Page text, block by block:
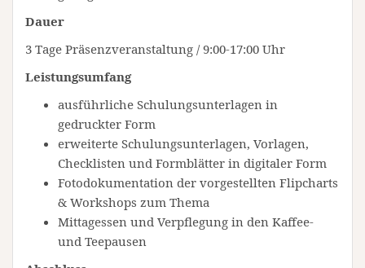
Dauer
3 Tage Präsenzveranstaltung / 9:00-17:00 Uhr
Leistungsumfang
ausführliche Schulungsunterlagen in
gedruckter Form
erweiterte Schulungsunterlagen, Vorlagen,
Checklisten und Formblätter in digitaler Form
Fotodokumentation der vorgestellten Flipcharts
& Workshops zum Thema
Mittagessen und Verpflegung in den Kaffee-
und Teepausen